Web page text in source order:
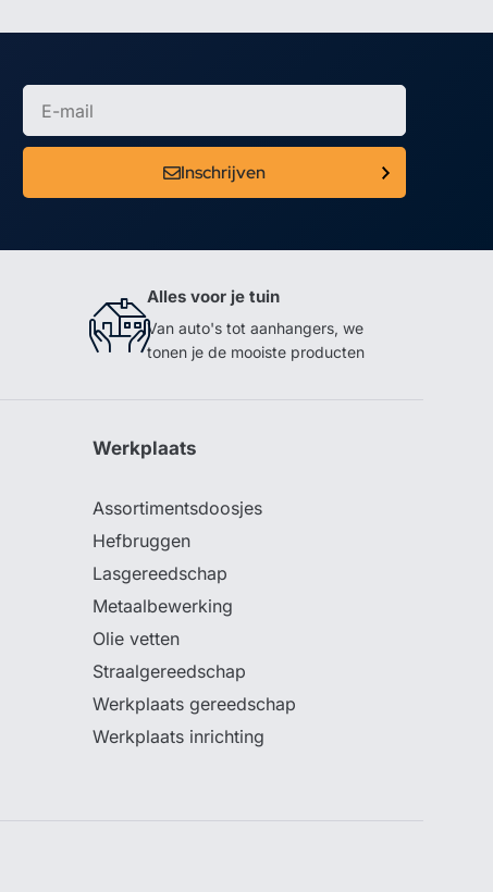
Inschrijven
Alles voor je tuin
Van auto's tot aanhangers, we
tonen je de mooiste producten
Werkplaats
Assortimentsdoosjes
Hefbruggen
Lasgereedschap
Metaalbewerking
Olie vetten
Straalgereedschap
Werkplaats gereedschap
Werkplaats inrichting